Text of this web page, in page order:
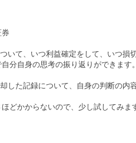
いて、いつ利益確定をして、いつ損
分自身の思考の振り返りができます。
した記録について、自身の判断の内
どかからないので、少し試してみま